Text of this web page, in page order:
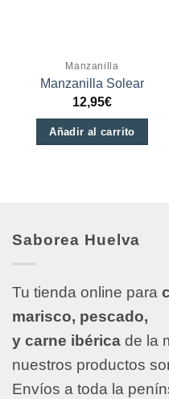
Manzanilla
Manzanilla Solear
12,95€
Añadir al carrito
Saborea Huelva
Tu tienda online para
marisco, pescado,
y carne ibérica de la
nuestros productos
Envíos a toda la